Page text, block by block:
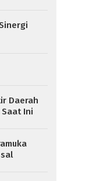
Daerah
Saat Ini